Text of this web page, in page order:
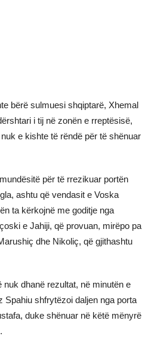
bërë sulmuesi shqiptarë, Xhemal
i tij në zonën e rreptësisë,
e kishte të rëndë për të shënuar
për të rrezikuar portën
ashtu që vendasit e Voska
ta kërkojnë me goditje nga
e Jahiji, që provuan, mirëpo pa
dhe Nikoliç, që gjithashtu
dhanë rezultat, në minutën e
Spahiu shfrytëzoi daljen nga porta
duke shënuar në këtë mënyrë